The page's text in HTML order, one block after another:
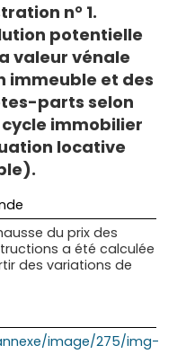
n° 1.
potentielle
valeur vénale
immeuble et des
parts selon
immobilier
locative
du prix des
a été calculée
des variations de
image/275/img-